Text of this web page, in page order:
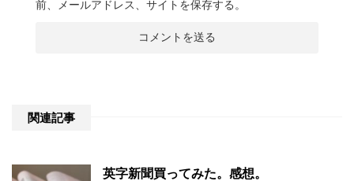
前、メールアドレス、サイトを保存する。
関連記事
英字新聞買ってみた。感想。